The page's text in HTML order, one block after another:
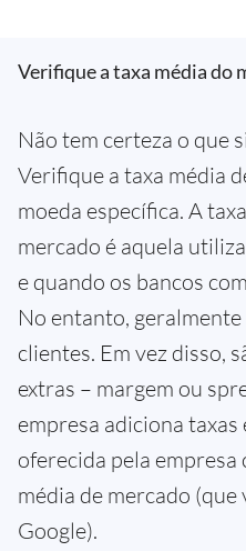
Verifique a taxa média do
Não tem certeza o que
Verifique a taxa média
moeda específica. A
mercado é aquela
e quando os bancos
No entanto,
clientes. Em vez disso,
extras – margem ou
empresa adiciona taxas
oferecida pela empresa
média de mercado
Google).